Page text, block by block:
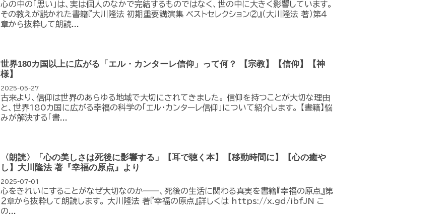
心の中の「思い」は、実は個人のなかで完結するものではなく、世の中に大きく影響しています。
その教えが説かれた書籍『大川隆法 初期重要講演集 ベストセレクション②』（大川隆法 著）第４
章から抜粋して朗読...
世界180カ国以上に広がる「エル・カンターレ信仰」って何？ 【宗教】【信仰】【神
様】
2025-05-27
古来より、信仰は世界のあらゆる地域で大切にされてきました。 信仰を持つことが大切な理由
と、世界180カ国に広がる幸福の科学の「エル・カンターレ信仰」について紹介します。 【書籍】悩
みが解決する「書...
〈朗読〉「心の美しさは死後に影響する」【耳で聴く本】【移動時間に】【心の癒や
し】大川隆法 著『幸福の原点』より
2025-07-01
心をきれいにすることがなぜ大切なのか――、死後の生活に関わる真実を書籍『幸福の原点』第
２章から抜粋して朗読します。 大川隆法 著『幸福の原点』詳しくは https://x.gd/ibfJN こ
の...